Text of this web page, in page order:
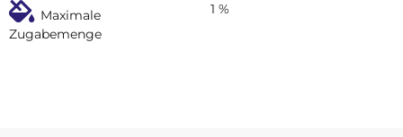
Maximale
Zugabemenge
1 %